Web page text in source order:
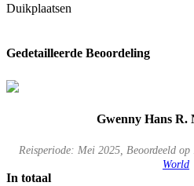
Duikplaatsen
Gedetailleerde Beoordeling
Gwenny Hans R.
Reisperiode: Mei 2025, Beoordeeld
World
In totaal